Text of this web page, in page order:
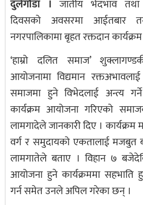
दुलेगौँडा । जातीय भेदभाव
दिवसको अवसरमा आईतबार
नगरपालिकामा बृहत रक्तदान
‘हाम्रो दलित समाज’
आयोजनामा विद्यमान
समाजमा हुने विभेदलाई अन्त्य
कार्यक्रम आयोजना गरिएको
लामगादेले जानकारी दिए ।
वर्ग र समुदायको एकतालाई मजबुत
लामगातेले बताए । विहान ७
आयोजना हुने कार्यक्रममा सहभाति
गर्न समेत उनले अपिल गरेका छन् ।